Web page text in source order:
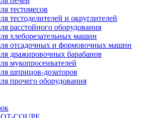
тестомесов
тестоделителей и округлителей
расстойного оборудования
хлеборезательных машин
отсадочных и формовочных машин
дражировочных барабанов
мукопросеивателей
шприцов-дозаторов
прочего оборудования